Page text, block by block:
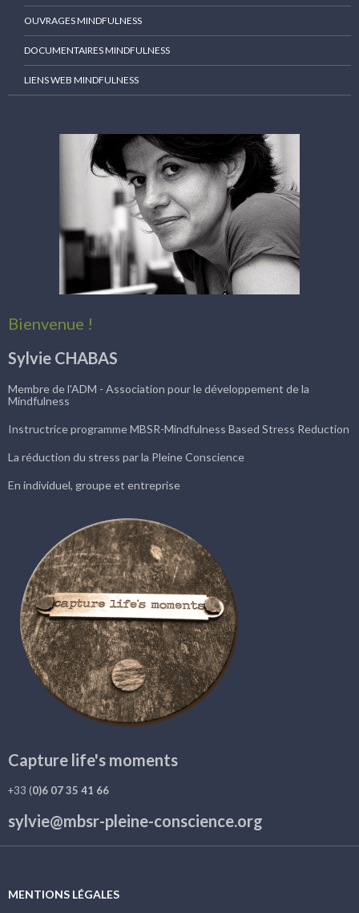
OUVRAGES MINDFULNESS
DOCUMENTAIRES MINDFULNESS
LIENS WEB MINDFULNESS
Bienvenue !
Sylvie CHABAS
Membre de l'ADM - Association pour le développement de la
Mindfulness
Instructrice programme MBSR-Mindfulness Based Stress Reduction
La réduction du stress par la Pleine Conscience
En individuel, groupe et entreprise
Capture life's moments
+33 (0)6 07 35 41 66
sylvie@mbsr-pleine-conscience.org
MENTIONS LÉGALES